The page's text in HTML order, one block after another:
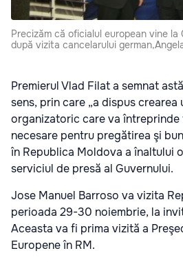
Precizăm că oficialul european vine
după vizita cancelarului
Premierul Vlad Filat a semnat
sens, prin care „a dispus crearea
organizatoric care va
necesare pentru pregătirea şi
în Republica Moldova a înaltului
serviciul de presă al Guvernului.
Jose Manuel Barroso va vizita
perioada 29-30 noiembrie, la
Aceasta va fi prima vizită a
Europene în RM.